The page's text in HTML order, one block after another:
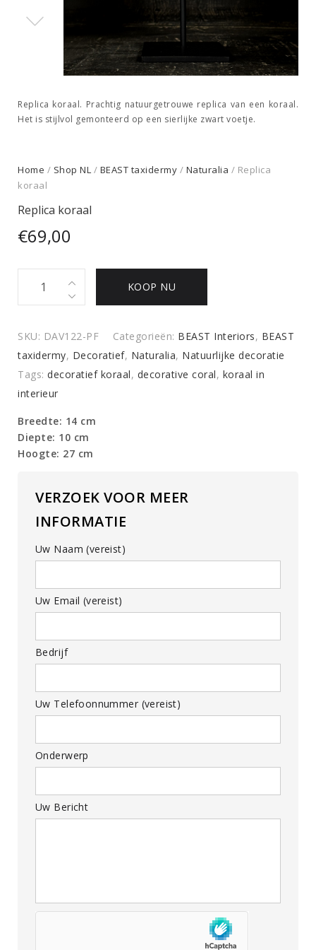
Replica koraal. Prachtig natuurgetrouwe replica van een koraal.
Het is stijlvol gemonteerd op een sierlijke zwart voetje.
Home / Shop NL / BEAST taxidermy / Naturalia / Replica
koraal
Replica koraal
€69,00
KOOP NU
SKU: DAV122-PF Categorieën: BEAST Interiors, BEAST
taxidermy, Decoratief, Naturalia, Natuurlijke decoratie
Tags: decoratief koraal, decorative coral, koraal in
interieur
Breedte: 14 cm
Diepte: 10 cm
Hoogte: 27 cm
VERZOEK VOOR MEER
INFORMATIE
Uw Naam (vereist)
Uw Email (vereist)
Bedrijf
Uw Telefoonnummer (vereist)
Onderwerp
Uw Bericht